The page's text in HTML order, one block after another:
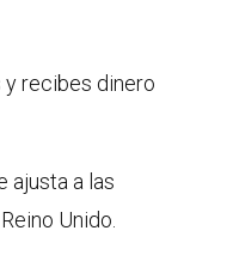
y recibes dinero
ajusta a las
Unido.